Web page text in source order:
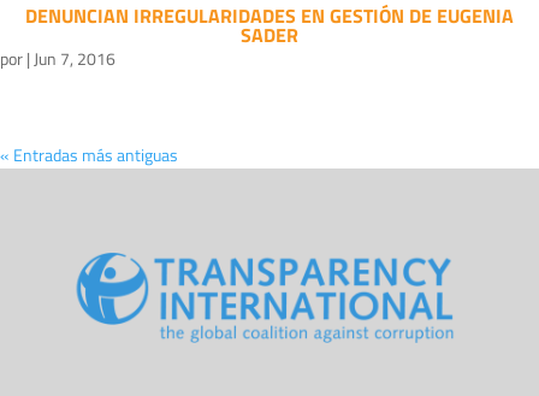
DENUNCIAN IRREGULARIDADES EN GESTIÓN DE EUGENIA
SADER
por|Jun 7, 2016
« Entradas más antiguas